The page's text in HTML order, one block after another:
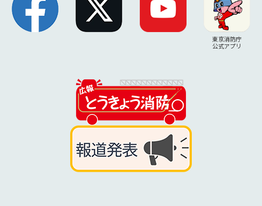
東京消防庁
公式アプリ